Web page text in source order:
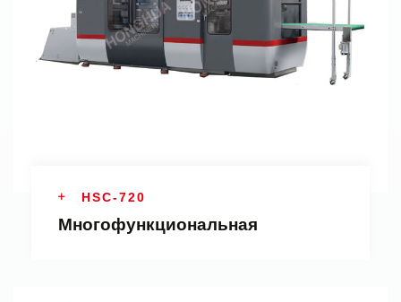
HSC-720
Многофункциональная